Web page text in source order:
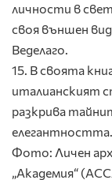
личности в
своя външен
Веделаго.
15. В своята
италианският
разкрива
елегантността.
Фото: Личен
„Академия“